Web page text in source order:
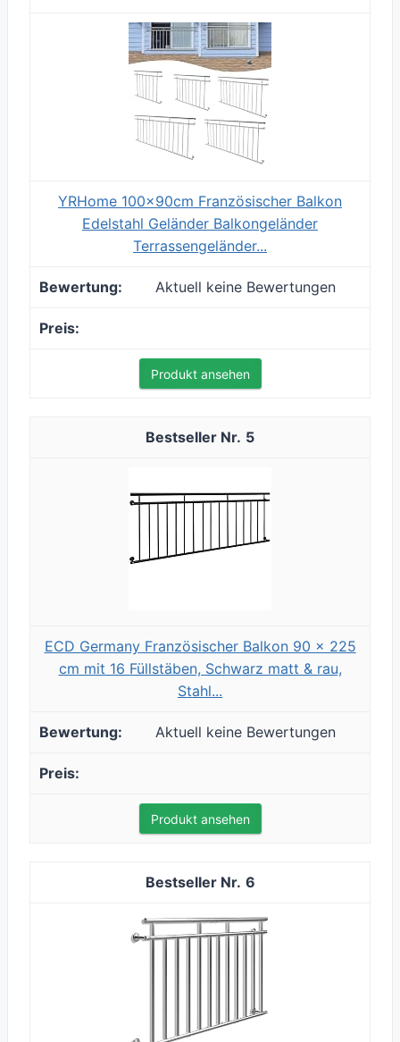
YRHome 100x90cm Französischer Balkon
Edelstahl Geländer Balkongeländer
Terrassengeländer...
Aktuell keine Bewertungen
Produkt ansehen
5
ECD Germany Französischer Balkon 90 x 225
cm mit 16 Füllstäben, Schwarz matt & rau,
Stahl...
Aktuell keine Bewertungen
Produkt ansehen
6